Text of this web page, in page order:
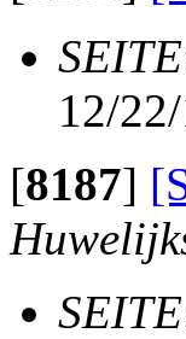
SEITE
12/
[8187]
SEITE